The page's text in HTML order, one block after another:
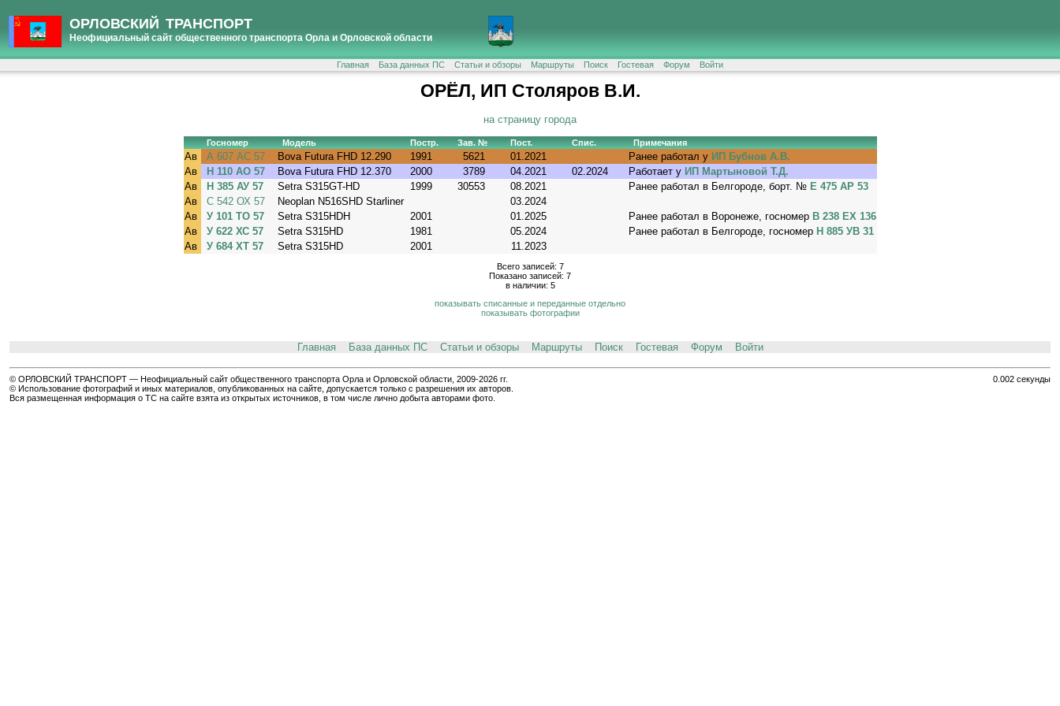
ОРЛОВСКИЙ ТРАНСПОРТ
Неофициальный сайт общественного транспорта Орла и Орловской области
Главная База данных ПС Статьи и обзоры Маршруты Поиск Гостевая Форум Войти
ОРЁЛ, ИП Столяров В.И.
на страницу города
Госномер Модель Постр. Зав. № Пост. Спис. Примечания
Ав А 607 АС 57 Bova Futura FHD 12.290 1991 5621 01.2021 Ранее работал у ИП Бубнов А.В.
Ав
Н 110 АО 57 Bova Futura FHD 12.370 2000 3789 04.2021 02.2024 Работает у ИП Мартыновой Т.Д.
Ав
Н 385 АУ 57 Setra S315GT-HD 1999 30553 08.2021 Ранее работал в Белгороде, борт. № Е 475 АР 53
Ав
С 542 ОХ 57 Neoplan N516SHD Starliner
03.2024
Ав
У 101 ТО 57 Setra S315HDH 2001 01.2025 Ранее работал в Воронеже, госномер В 238 ЕХ 136
Ав
У 622 ХС 57 Setra S315HD 1981 05.2024 Ранее работал в Белгороде, госномер Н 885 УВ 31
Ав
У 684 ХТ 57 Setra S315HD 2001 11.2023
Всего записей: 7
Показано записей: 7
в наличии: 5
показывать списанные и переданные отдельно
показывать фотографии
Главная База данных ПС Статьи и обзоры Маршруты Поиск Гостевая Форум Войти
0.002 секунды
© ОРЛОВСКИЙ ТРАНСПОРТ — Неофициальный сайт общественного транспорта Орла и Орловской области, 2009-2026 гг.
© Использование фотографий и иных материалов, опубликованных на сайте, допускается только с разрешения их авторов.
Вся размещенная информация о ТС на сайте взята из открытых источников, в том числе лично добыта авторами фото.